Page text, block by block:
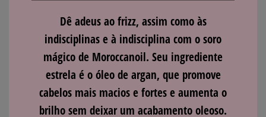
Dê adeus ao frizz, assim como às
indisciplinas e à indisciplina com o soro
mágico de Moroccanoil. Seu ingrediente
estrela é o óleo de argan, que promove
cabelos mais macios e fortes e aumenta o
brilho sem deixar um acabamento oleoso.